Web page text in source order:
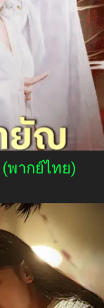
(พากย์ไทย)